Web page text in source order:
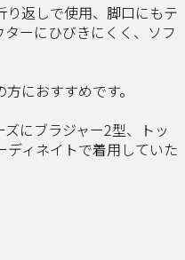
返しで使用、脚口にもテ
ーにひびきにくく、ソフ
におすすめです。
にブラジャー2型、トッ
ディネイトで着用していた